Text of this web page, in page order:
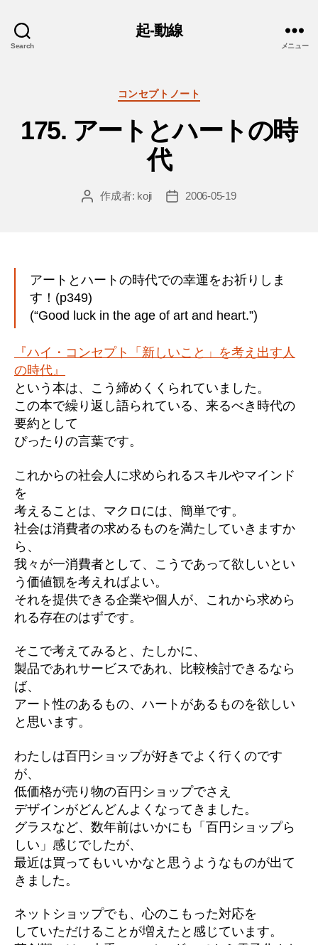
Search
起-動線
メニュー
カ
ゴ
リ
ー
コンセプトノート
175. アートとハートの時
代
投
作成者: koji
投
2006-05-19
アートとハートの時代での幸運をお祈りしま
す！(p349)
(“Good luck in the age of art and heart.”)
『ハイ・コンセプト「新しいこと」を考え出す人
の時代』
という本は、こう締めくくられていました。
この本で繰り返し語られている、来るべき時代の
要約として
ぴったりの言葉です。
これからの社会人に求められるスキルやマインド
を
考えることは、マクロには、簡単です。
社会は消費者の求めるものを満たしていきますか
ら、
我々が一消費者として、こうであって欲しいとい
う価値観を考えればよい。
それを提供できる企業や個人が、これから求めら
れる存在のはずです。
そこで考えてみると、たしかに、
製品であれサービスであれ、比較検討できるなら
ば、
アート性のあるもの、ハートがあるものを欲しい
と思います。
わたしは百円ショップが好きでよく行くのです
が、
低価格が売り物の百円ショップでさえ
デザインがどんどんよくなってきました。
グラスなど、数年前はいかにも「百円ショップら
しい」感じでしたが、
最近は買ってもいいかなと思うようなものが出て
きました。
ネットショップでも、心のこもった対応を
していただけることが増えたと感じています。